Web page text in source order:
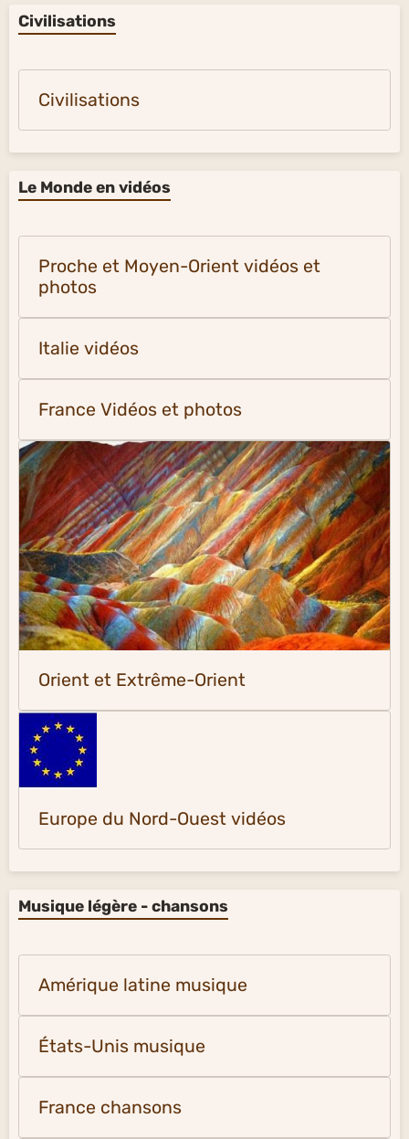
Civilisations
Civilisations
Le Monde en vidéos
Proche et Moyen-Orient vidéos et
photos
Italie vidéos
France Vidéos et photos
Orient et Extrême-Orient
Europe du Nord-Ouest vidéos
Musique légère - chansons
Amérique latine musique
États-Unis musique
France chansons